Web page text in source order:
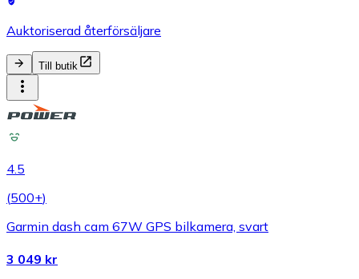
Auktoriserad återförsäljare
Till butik
4.5
(500+)
Garmin dash cam 67W GPS bilkamera, svart
3 049 kr